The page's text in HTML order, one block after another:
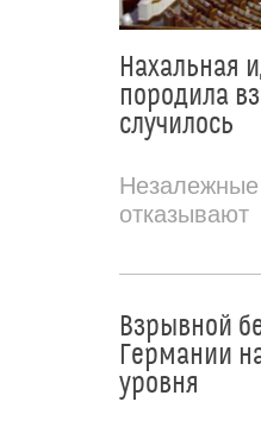
Нахальная
породила
случилось
отказывают
Взрывной
Германии
уровня